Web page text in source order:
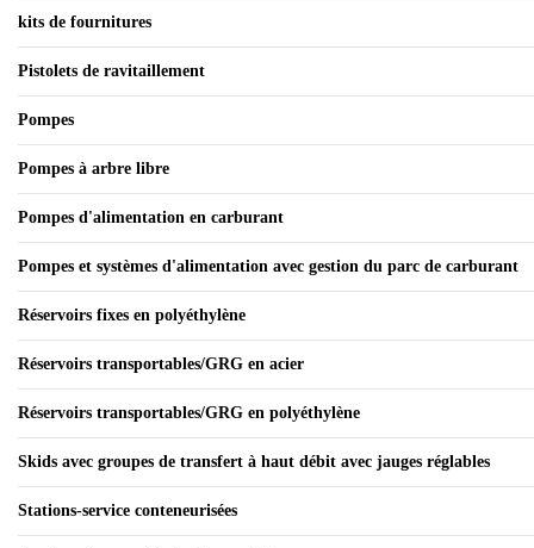
kits de fournitures
Pistolets de ravitaillement
Pompes
Pompes à arbre libre
Pompes d'alimentation en carburant
Pompes et systèmes d'alimentation avec gestion du parc de carburant
Réservoirs fixes en polyéthylène
Réservoirs transportables/GRG en acier
Réservoirs transportables/GRG en polyéthylène
Skids avec groupes de transfert à haut débit avec jauges réglables
Stations-service conteneurisées